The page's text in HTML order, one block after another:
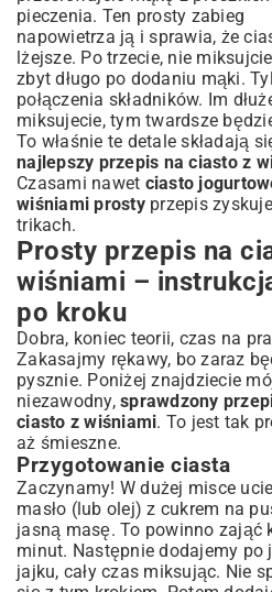
pieczenia. Ten prosty zabieg
napowietrza ją i sprawia, że
lżejsze. Po trzecie, nie
zbyt długo po dodaniu mąki.
połączenia składników. Im
miksujecie, tym twardsze
To właśnie te detale składają
najlepszy przepis na ciasto z
Czasami nawet ciasto
wiśniami prostyprzepis
trikach.
Prosty przepis na
wiśniami –
po kroku
Dobra, koniec teorii, czas na
Zakasajmy rękawy, bo zaraz
pysznie. Poniżej znajdziecie
niezawodny, sprawdzony
ciasto z wiśniami. To jest tak
aż śmieszne.
Przygotowanie ciasta
Zaczynamy! W dużej misce
masło (lub olej) z cukrem na
jasną masę. To powinno zająć
minut. Następnie dodajemy po
jajku, cały czas miksując. Nie